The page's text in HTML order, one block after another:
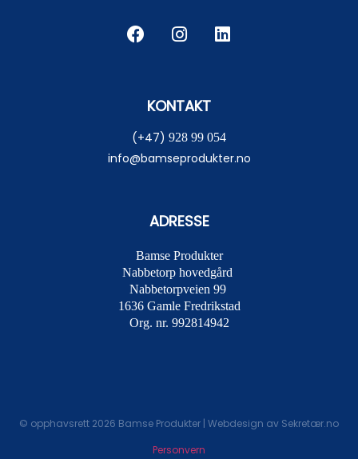
KONTAKT
(+47) 928 99 054
info@bamseprodukter.no
ADRESSE
Bamse Produkter
Nabbetorp hovedgård
Nabbetorpveien 99
1636 Gamle Fredrikstad
Org. nr. 992814942
© opphavsrett 2026 Bamse Produkter | Webdesign av Sekretær.no
Personvern